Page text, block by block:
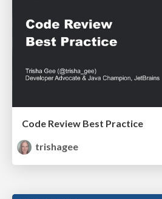
Code Review Best Practice
trishagee